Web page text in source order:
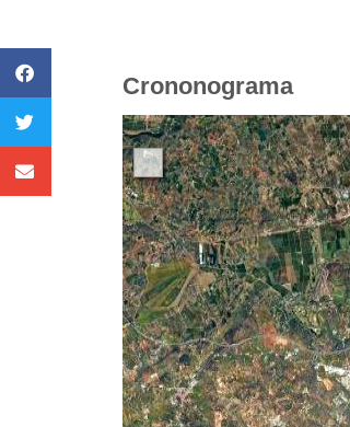
Crononograma